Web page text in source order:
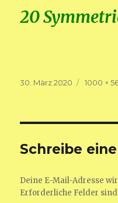
20
Veröffentlicht
30. März 2020
Volle
1000 ×
Schreibe
Deine E-Mail-Adresse
Erforderliche Felder